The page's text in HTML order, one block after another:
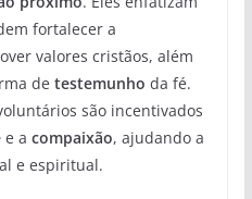
fortalecer a
valores cristãos, além
de testemunho da fé.
são incentivados
e a compaixão, ajudando a
e espiritual.